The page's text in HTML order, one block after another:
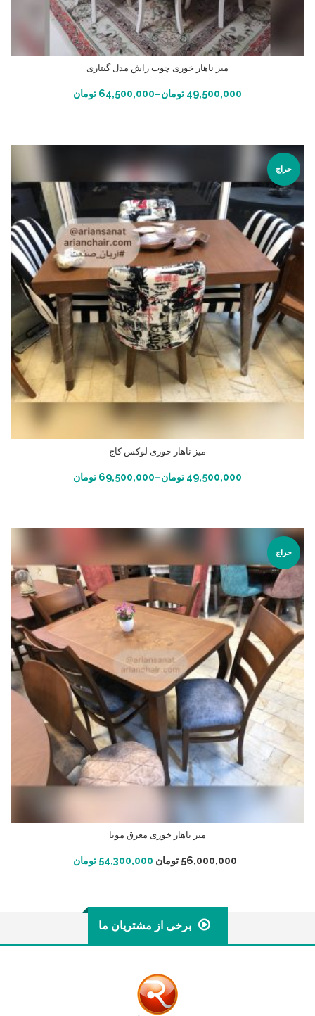
میز ناهار خوری چوب راش مدل گیتاری
49,500,000 تومان–
64,500,000 تومان انتخاب گزینه ها
حراج
میز ناهار خوری لوکس کاج
49,500,000 تومان–
69,500,000 تومان انتخاب گزینه ها
حراج
میز ناهار خوری معرق مونا
56,000,000تومان 54,300,000 تومان افزودن به سبد خرید
برخی از مشتریان ما